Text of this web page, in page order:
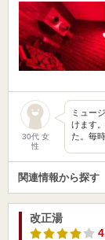
30代 女
性
ミュー
けます
た。毎
関連情報から探す
改正湯